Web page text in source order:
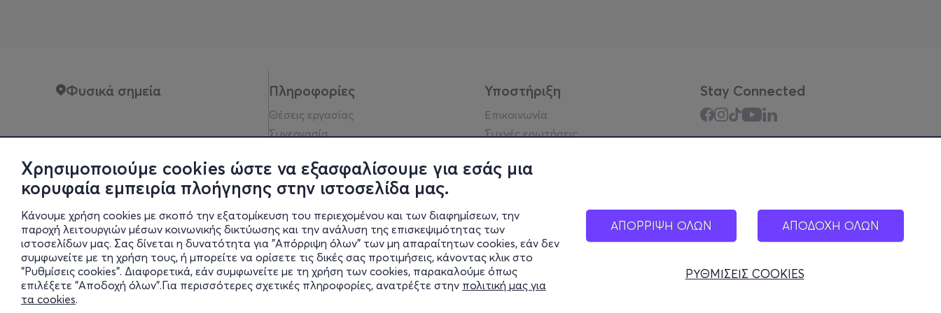
Χρησιμοποιούμε cookies ώστε να εξασφαλίσουμε για εσάς μια
κορυφαία εμπειρία πλοήγησης στην ιστοσελίδα μας.
Κάνουμε χρήση cookies με σκοπό την εξατομίκευση του περιεχομένου και των διαφημίσεων, την
παροχή λειτουργιών μέσων κοινωνικής δικτύωσης και την ανάλυση της επισκεψιμότητας των
ιστοσελίδων μας. Σας δίνεται η δυνατότητα για "Απόρριψη όλων" των μη απαραίτητων cookies, εάν δεν
συμφωνείτε με τη χρήση τους, ή μπορείτε να ορίσετε τις δικές σας προτιμήσεις, κάνοντας κλικ στο
"Ρυθμίσεις cookies". Διαφορετικά, εάν συμφωνείτε με τη χρήση των cookies, παρακαλούμε όπως
επιλέξετε "Αποδοχή όλων".Για περισσότερες σχετικές πληροφορίες, ανατρέξτε στην πολιτική μας για
τα cookies.
ΑΠΟΡΡΙΨΗ ΟΛΩΝ ΑΠΟΔΟΧΗ ΟΛΩΝ
ΡΥΘΜΙΣΕΙΣ COOKIES
Φυσικά σημεία Πληροφορίες
Θέσεις εργασίας
Συνεργασία
Πολιτική απορρήτου
Νομική σημείωση
Οδηγίες κοινότητας
Οικονομικά στοιχεία
Ρυθμίσεις cookies
Υποστήριξη
Επικοινωνία
Συχνές ερωτήσεις
Stay Connected
Αδειοδοτημένο Γραφείο Γενικού Τουρισμού (Σήμα Λειτουργίας ΕΟΤ: 0259Ε60000449100)